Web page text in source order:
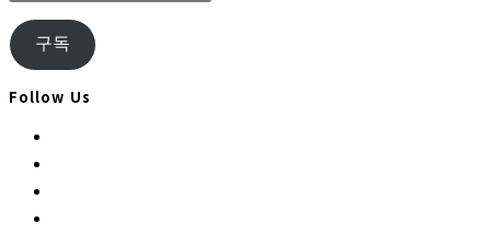
우
편
주
구독
Follow Us